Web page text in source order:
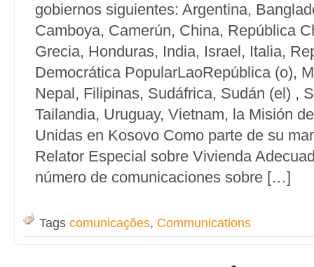
gobiernos siguientes: Argentina,
Camboya, Camerún, China, República
Grecia, Honduras, India, Israel, Italia,
Democrática PopularLaoRepública (o),
Nepal, Filipinas, Sudáfrica, Sudán (el) ,
Tailandia, Uruguay, Vietnam, la Misión
Unidas en Kosovo Como parte de su
Relator Especial sobre Vivienda
número de comunicaciones sobre […]
Tags comunicações, Communications